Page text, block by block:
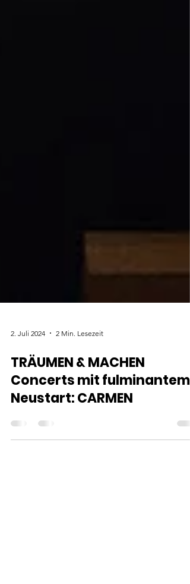
2. Juli 2024 2 Min. Lesezeit
TRÄUMEN & MACHEN
Concerts mit fulminantem
Neustart: CARMEN